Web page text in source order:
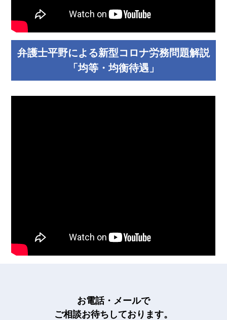
弁護士平野による新型コロナ労務問題解説
「均等・均衡待遇」
お電話・メールで
ご相談お待ちしております。